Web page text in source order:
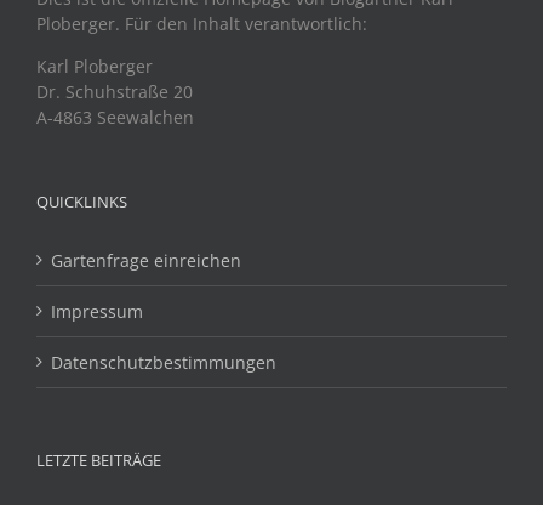
Ploberger. Für den Inhalt verantwortlich:
Karl Ploberger
Dr. Schuhstraße 20
A-4863 Seewalchen
QUICKLINKS
Gartenfrage einreichen
Impressum
Datenschutzbestimmungen
LETZTE BEITRÄGE